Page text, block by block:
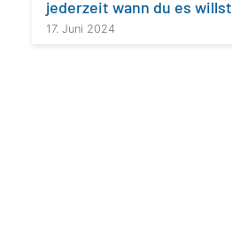
jeder­zeit wann du es willst
17. Juni 2024